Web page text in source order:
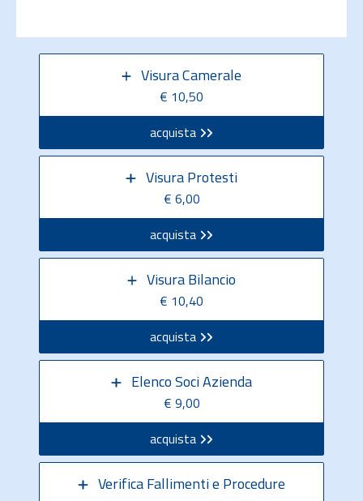
Visura Camerale
€ 10,50
acquista
Visura Protesti
€ 6,00
acquista
Visura Bilancio
€ 10,40
acquista
Elenco Soci Azienda
€ 9,00
acquista
Verifica Fallimenti e Procedure